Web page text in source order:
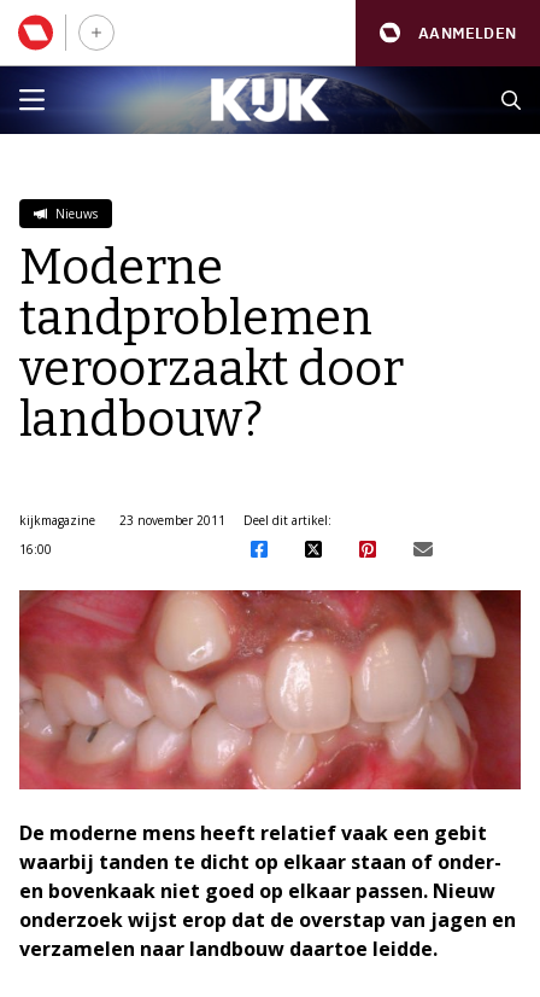
AANMELDEN
Nieuws
Moderne
tandproblemen
veroorzaakt door
landbouw?
kijkmagazine
23 november 2011
16:00
Deel dit artikel:
De moderne mens heeft relatief vaak een gebit
waarbij tanden te dicht op elkaar staan of onder-
en bovenkaak niet goed op elkaar passen. Nieuw
onderzoek wijst erop dat de overstap van jagen en
verzamelen naar landbouw daartoe leidde.